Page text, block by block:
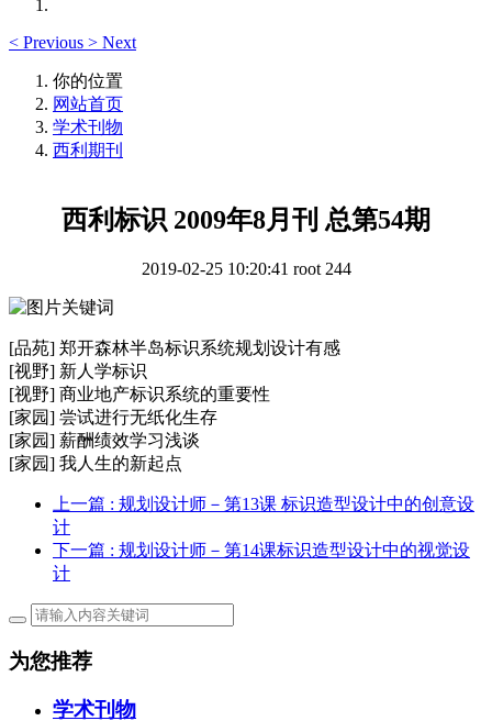
< Previous > Next
你的位置
网站首页
学术刊物
西利期刊
西利标识 2009年8月刊 总第54期
2019-02-25 10:20:41 root 244
[品苑] 郑开森林半岛标识系统规划设计有感
[视野] 新人学标识
[视野] 商业地产标识系统的重要性
[家园] 尝试进行无纸化生存
[家园] 薪酬绩效学习浅谈
[家园] 我人生的新起点
上一篇 : 规划设计师－第13课 标识造型设计中的创意设
计
下一篇 : 规划设计师－第14课标识造型设计中的视觉设
计
为您推荐
学术刊物